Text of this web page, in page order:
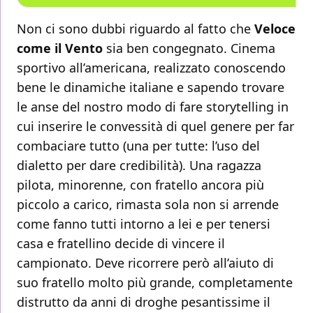
Non ci sono dubbi riguardo al fatto che Veloce
come il Vento sia ben congegnato. Cinema
sportivo all’americana, realizzato conoscendo
bene le dinamiche italiane e sapendo trovare
le anse del nostro modo di fare storytelling in
cui inserire le convessità di quel genere per far
combaciare tutto (una per tutte: l’uso del
dialetto per dare credibilità). Una ragazza
pilota, minorenne, con fratello ancora più
piccolo a carico, rimasta sola non si arrende
come fanno tutti intorno a lei e per tenersi
casa e fratellino decide di vincere il
campionato. Deve ricorrere però all’aiuto di
suo fratello molto più grande, completamente
distrutto da anni di droghe pesantissime il